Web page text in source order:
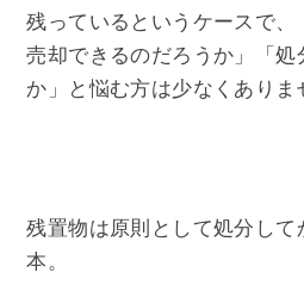
残っているというケースで、
売却できるのだろうか」「
か」と悩む方は少なくありま
残置物は原則として処分して
本。